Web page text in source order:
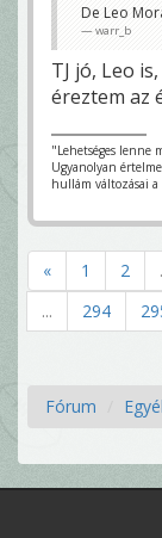
De Leo
warr_b
TJ jó, Leo
éreztem az
"Lehetséges lenne
Ugyanolyan
hullám változásai
« 1 2
...
294
Fórum